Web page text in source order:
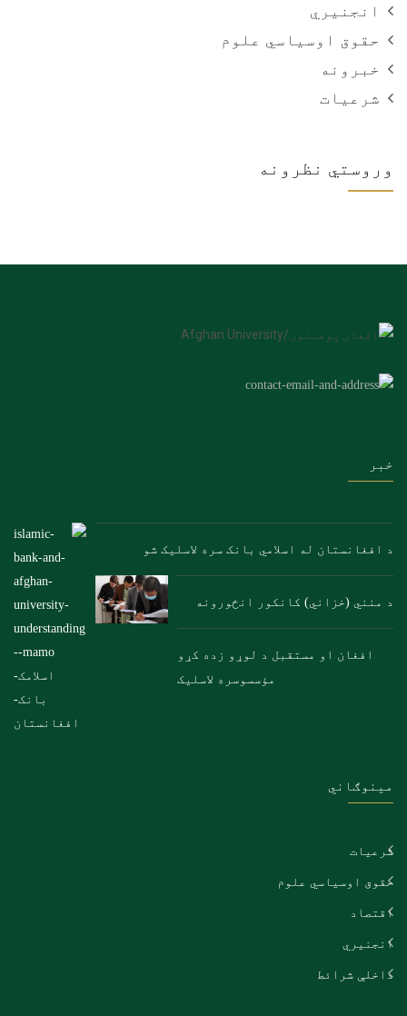
انجنیري
حقوق اوسیاسي علوم
خبرونه
شرعیات
وروستي نظرونه
خبر
د افغانستان له اسلامي بانک سره لاسلیک شو
د منني (خزاني) کانکور انځورونه
افغان او مستقبل د لوړو زده کړو
مؤسسوسره لاسلیک
مینوګاني
شرعیات
حقوق اوسیاسي علوم
اقتصاد
انجنیري
داخلې شرائط